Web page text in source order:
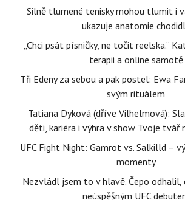
Silně tlumené tenisky mohou tlumit i
ukazuje anatomie
„Chci psát písničky, ne točit reelska.“
terapii a online samotě
Tři Edeny za sebou a pak postel: Ewa
svým rituálem
Tatiana Dyková (dříve Vilhelmová):
děti, kariéra i výhra v show Tvoje tvář
UFC Fight Night: Gamrot vs. Salkilld –
momenty
Nezvládl jsem to v hlavě. Čepo
neúspěšným UFC